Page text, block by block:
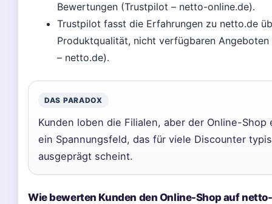
Bewertungen (Trustpilot – netto-online.de).
Trustpilot fasst die Erfahrungen zu netto.de
Produktqualität, nicht verfügbaren
– netto.de).
DAS PARADOX
Kunden loben die Filialen, aber der Online-
ein Spannungsfeld, das für viele Discounter
ausgeprägt scheint.
Wie bewerten Kunden den Online-Shop auf